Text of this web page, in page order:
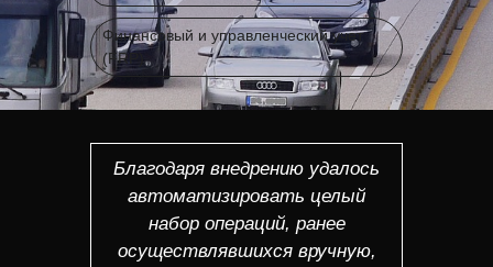
Финансовый и управленческий учет
(FRP)
Благодаря внедрению удалось
автоматизировать целый
набор операций, ранее
осуществлявшихся вручную,